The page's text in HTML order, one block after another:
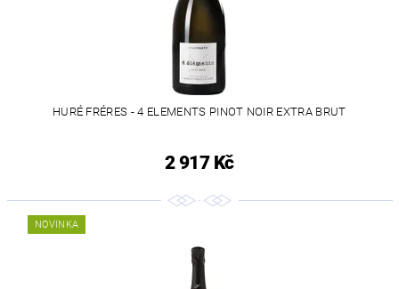
HURÉ FRÉRES - 4 ELEMENTS PINOT NOIR EXTRA BRUT
2 917 Kč
NOVINKA